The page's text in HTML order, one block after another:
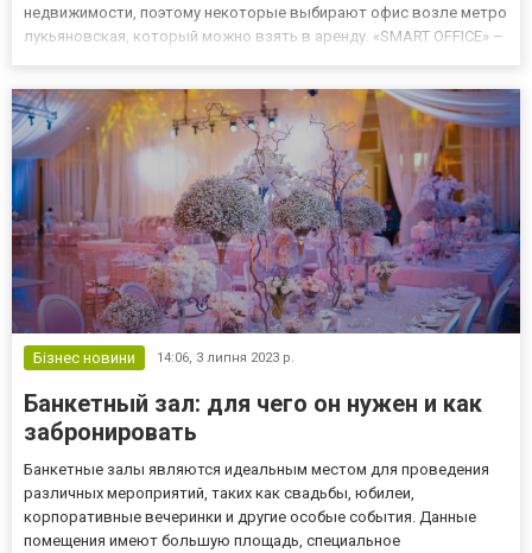
недвижимости, поэтому некоторые выбирают офис возле метро
лукьяновская, который можно взять в аренду. «SMART OFFICE» –
ин...
Бізнес новини 14:06, 3 липня 2023 р.
Банкетный зал: для чего он нужен и как
забронировать
Банкетные залы являются идеальным местом для проведения
различных мероприятий, таких как свадьбы, юбилеи,
корпоративные вечеринки и другие особые события. Данные
помещения имеют большую площадь, специальное